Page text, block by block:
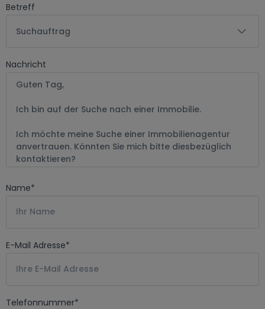
Betreff
Suchauftrag
Nachricht
Name*
E-Mail Adresse*
Telefonnummer*